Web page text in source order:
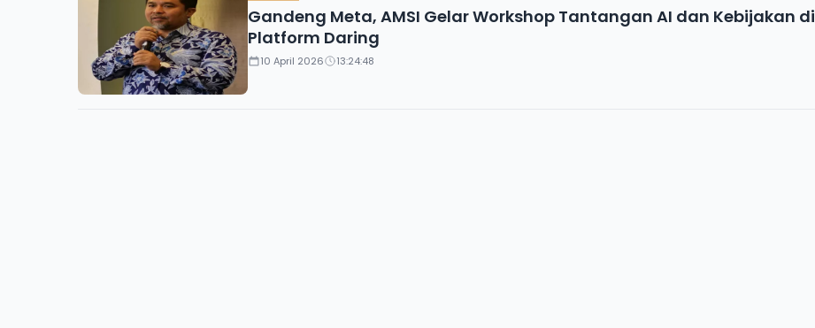
Gandeng Meta, AMSI Gelar Workshop Tantangan AI dan Kebijakan di
Platform Daring
10 April 2026 13:24:48